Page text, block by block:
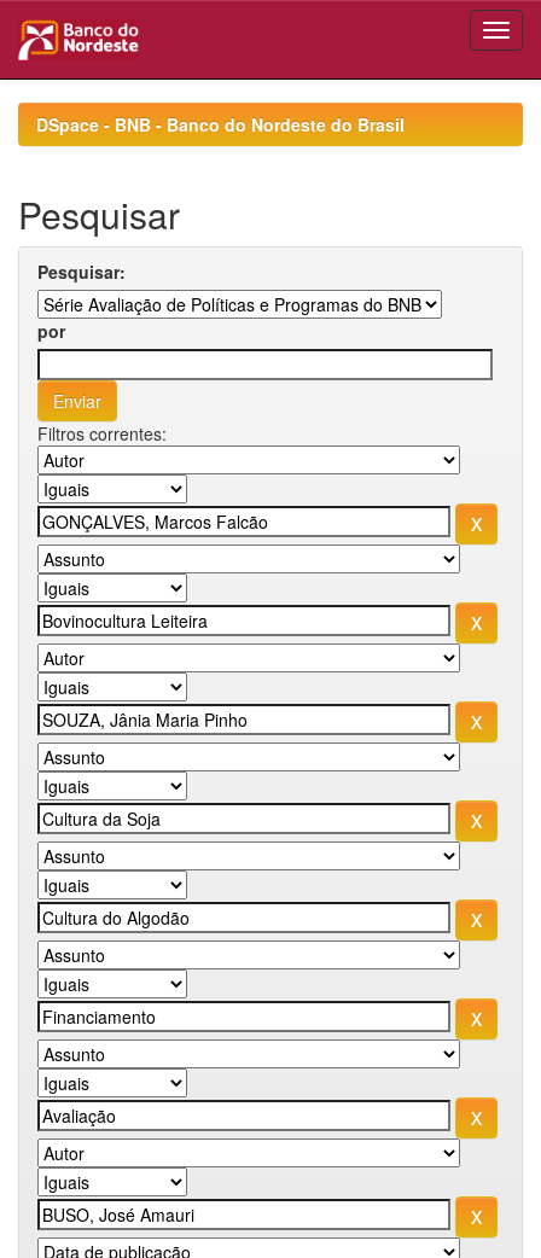
navigationDSpace - BNB - Banco do Nordeste do Brasil
Pesquisar
Pesquisar:
por
Filtros correntes: